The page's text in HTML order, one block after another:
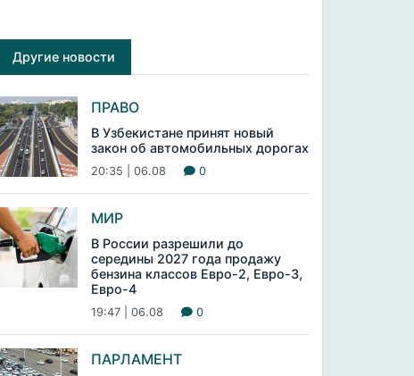
Другие новости
ПРАВО
В Узбекистане принят новый
закон об автомобильных дорогах
20:35 | 06.08 0
МИР
В России разрешили до
середины 2027 года продажу
бензина классов Евро-2, Евро-3,
Евро-4
19:47 | 06.08 0
ПАРЛАМЕНТ